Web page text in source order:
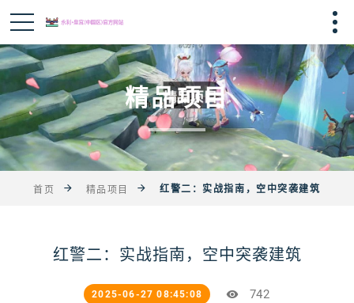
精品项目
首页 精品项目 红警二：实战指南，空中突袭建筑
红警二：实战指南，空中突袭建筑
2025-06-27 08:45:08 742